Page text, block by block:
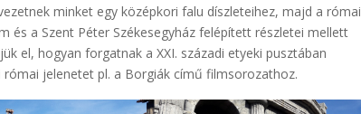
minket egy középkori falu díszleteihez, majd a római
és a Szent Péter Székesegyház felépített részletei mellett
el, hogyan forgatnak a XXI. századi etyeki pusztában
római jelenetet pl. a Borgiák című filmsorozathoz.